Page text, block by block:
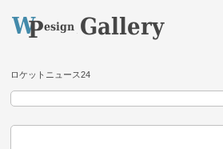
ロケットニュース24